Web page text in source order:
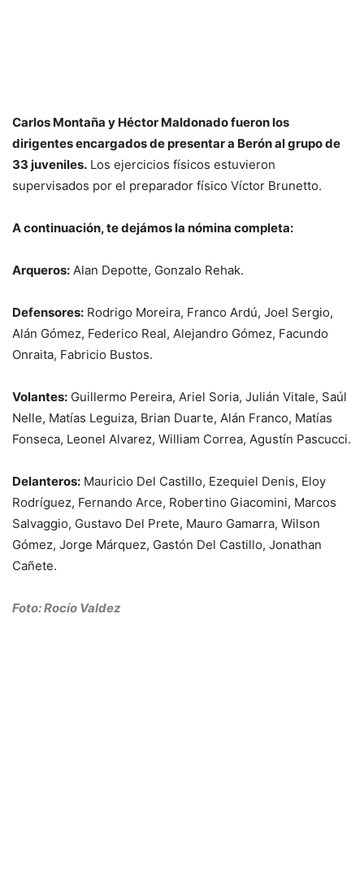
Carlos Montaña y Héctor Maldonado fueron los
dirigentes encargados de presentar a Berón al grupo de
33 juveniles. Los ejercicios físicos estuvieron
supervisados por el preparador físico Víctor Brunetto.
A continuación, te dejámos la nómina completa:
Arqueros: Alan Depotte, Gonzalo Rehak.
Defensores: Rodrigo Moreira, Franco Ardú, Joel Sergio,
Alán Gómez, Federico Real, Alejandro Gómez, Facundo
Onraita, Fabricio Bustos.
Volantes: Guillermo Pereira, Ariel Soria, Julián Vitale, Saúl
Nelle, Matías Leguiza, Brian Duarte, Alán Franco, Matías
Fonseca, Leonel Alvarez, William Correa, Agustín Pascucci.
Delanteros: Mauricio Del Castillo, Ezequiel Denis, Eloy
Rodríguez, Fernando Arce, Robertino Giacomini, Marcos
Salvaggio, Gustavo Del Prete, Mauro Gamarra, Wilson
Gómez, Jorge Márquez, Gastón Del Castillo, Jonathan
Cañete.
Foto: Rocío Valdez